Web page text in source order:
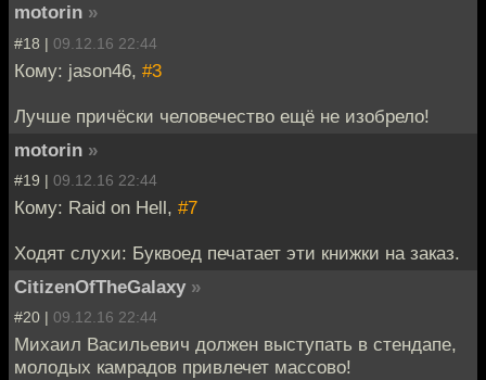
motorin »
#18 | 09.12.16 22:44
Кому: jason46, #3
Лучше причёски человечество ещё не изобрело!
motorin »
#19 | 09.12.16 22:44
Кому: Raid on Hell, #7
Ходят слухи: Буквоед печатает эти книжки на заказ.
CitizenOfTheGalaxy »
#20 | 09.12.16 22:44
Михаил Васильевич должен выступать в стендапе,
молодых камрадов привлечет массово!